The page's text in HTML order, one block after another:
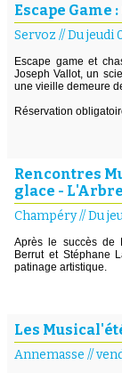
Escape Game
Servoz //Du jeudi
Escape game et
Joseph Vallot, un
une vieille demeure
Réservation
Rencontres
glace -
Champéry//Du
Après le succès de
Berrut et Stéphane
patinage artistique.
Les
Annemasse //